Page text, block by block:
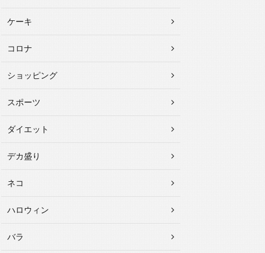
ケーキ
コロナ
ショッピング
スポーツ
ダイエット
デカ盛り
ネコ
ハロウィン
バラ